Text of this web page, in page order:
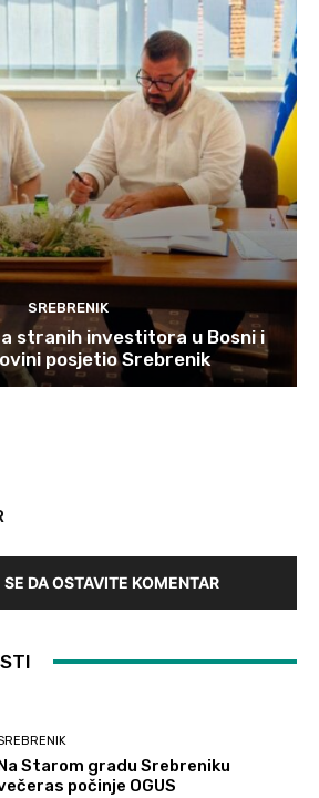
SREBRENIK
stranih investitora u Bosni i
posjetio Srebrenik
DA OSTAVITE KOMENTAR
Starom gradu Srebreniku
počinje OGUS